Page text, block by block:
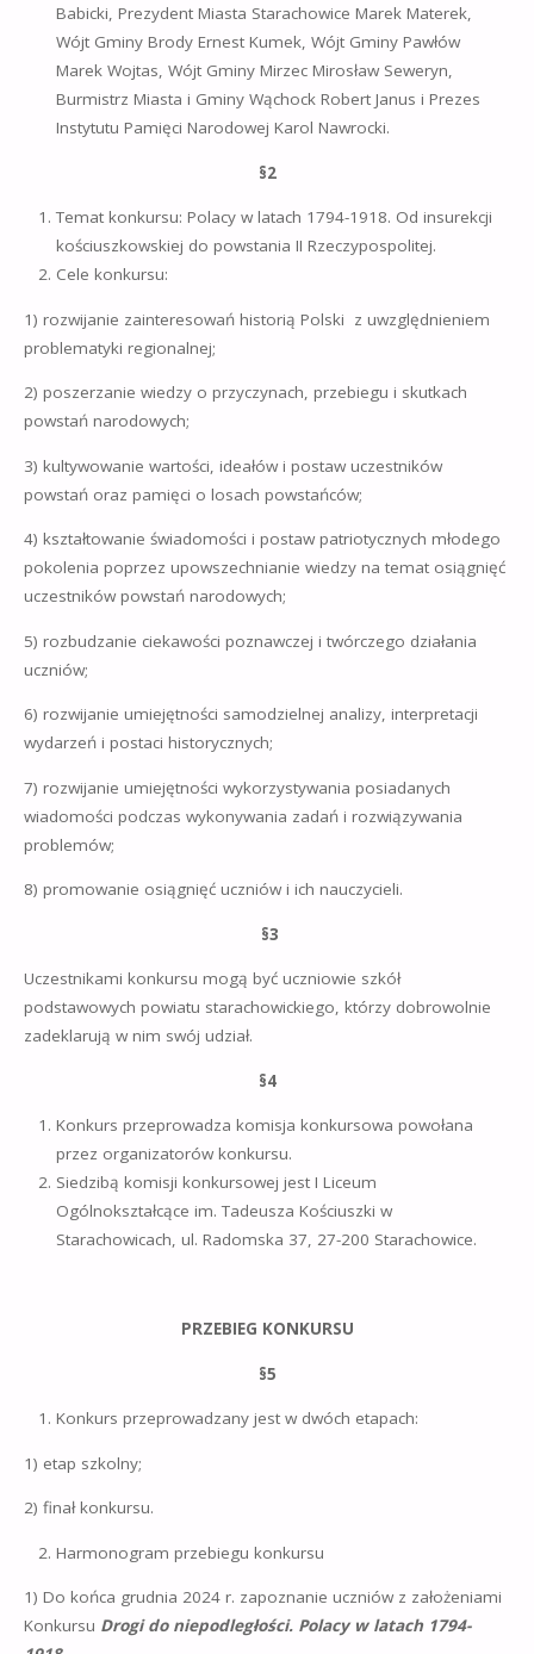
Babicki, Prezydent Miasta Starachowice Marek Materek,
Wójt Gminy Brody Ernest Kumek, Wójt Gminy Pawłów
Marek Wojtas, Wójt Gminy Mirzec Mirosław Seweryn,
Burmistrz Miasta i Gminy Wąchock Robert Janus i Prezes
Instytutu Pamięci Narodowej Karol Nawrocki.
§2
Temat konkursu: Polacy w latach 1794-1918. Od insurekcji
kościuszkowskiej do powstania II Rzeczypospolitej.
Cele konkursu:
1) rozwijanie zainteresowań historią Polski z uwzględnieniem
problematyki regionalnej;
2) poszerzanie wiedzy o przyczynach, przebiegu i skutkach
powstań narodowych;
3) kultywowanie wartości, ideałów i postaw uczestników
powstań oraz pamięci o losach powstańców;
4) kształtowanie świadomości i postaw patriotycznych młodego
pokolenia poprzez upowszechnianie wiedzy na temat osiągnięć
uczestników powstań narodowych;
5) rozbudzanie ciekawości poznawczej i twórczego działania
uczniów;
6) rozwijanie umiejętności samodzielnej analizy, interpretacji
wydarzeń i postaci historycznych;
7) rozwijanie umiejętności wykorzystywania posiadanych
wiadomości podczas wykonywania zadań i rozwiązywania
problemów;
8) promowanie osiągnięć uczniów i ich nauczycieli.
§3
Uczestnikami konkursu mogą być uczniowie szkół
podstawowych powiatu starachowickiego, którzy dobrowolnie
zadeklarują w nim swój udział.
§4
Konkurs przeprowadza komisja konkursowa powołana
przez organizatorów konkursu.
Siedzibą komisji konkursowej jest I Liceum
Ogólnokształcące im. Tadeusza Kościuszki w
Starachowicach, ul. Radomska 37, 27-200 Starachowice.
PRZEBIEG KONKURSU
§5
Konkurs przeprowadzany jest w dwóch etapach:
1) etap szkolny;
2) finał konkursu.
Harmonogram przebiegu konkursu
1) Do końca grudnia 2024 r. zapoznanie uczniów z założeniami
Konkursu Drogi do niepodległości. Polacy w latach 1794-